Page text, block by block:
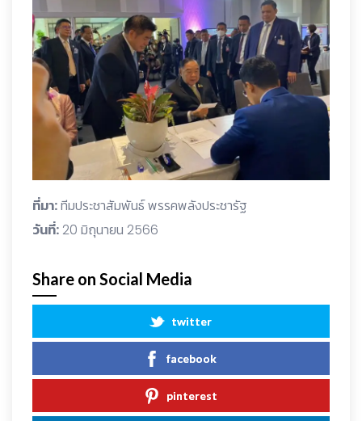
ที่มา:ทีมประชาสัมพันธ์ พรรคพลังประชารัฐ
วันที่: 20 มิถุนายน 2566
Share on Social Media
twitter
facebook
pinterest